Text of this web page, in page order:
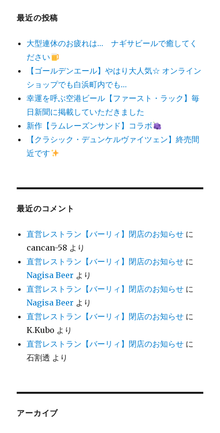
最近の投稿
大型連休のお疲れは… ナギサビールで癒してく
ださい
【ゴールデンエール】やはり大人気☆ オンライン
ショップでも白浜町内でも…
幸運を呼ぶ空港ビール【ファースト・ラック】毎
日新聞に掲載していただきました
新作【ラムレーズンサンド】コラボ
【クラシック・デュンケルヴァイツェン】終売間
近です
最近のコメント
直営レストラン【バーリィ】閉店のお知らせ に
cancan-58 より
直営レストラン【バーリィ】閉店のお知らせ に
Nagisa Beer より
直営レストラン【バーリィ】閉店のお知らせ に
Nagisa Beer より
直営レストラン【バーリィ】閉店のお知らせ に
K.Kubo より
直営レストラン【バーリィ】閉店のお知らせ に
石割透 より
アーカイブ